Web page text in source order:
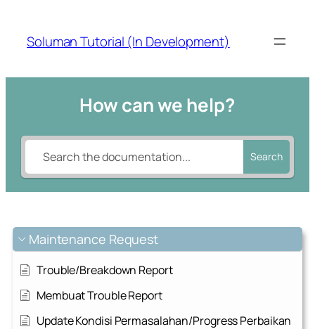
content
Soluman Tutorial (In Development)
How can we help?
Search
Maintenance Request
Trouble/Breakdown Report
Membuat Trouble Report
Update Kondisi Permasalahan/Progress Perbaikan